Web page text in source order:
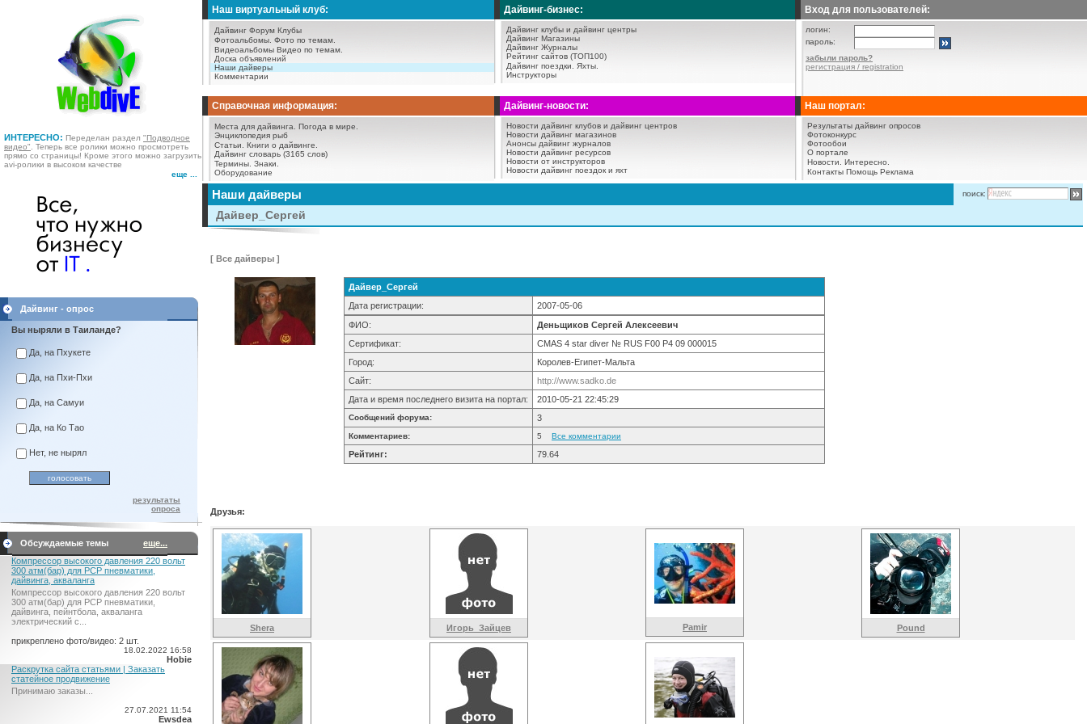
ИНТЕРЕСНО: Переделан раздел "Подводное
видео" . Теперь все ролики можно просмотреть
прямо со страницы! Кроме этого можно загрузить
avi-ролики в высоком качестве
еще ...
Наш виртуальный клуб:
Дайвинг Форум Клубы
Фотоальбомы. Фото по темам.
Видеоальбомы Видео по темам.
Доска объявлений
Наши дайверы
Комментарии
Дайвинг-бизнес:
Дайвинг клубы и дайвинг центры
Дайвинг Магазины
Дайвинг Журналы
Рейтинг сайтов (ТОП100)
Дайвинг поездки.
Яхты.
Инструкторы
Вход для пользователей:
логин:
пароль:
забыли пароль?
регистрация / registration
Справочная информация:
Места для дайвинга.
Погода в мире.
Энциклопедия рыб
Статьи.
Книги о дайвинге.
Дайвинг словарь (3165 слов)
Термины. Знаки.
Оборудование
Дайвинг-новости:
Новости дайвинг клубов и дайвинг центров
Новости дайвинг магазинов
Анонсы дайвинг журналов
Новости дайвинг ресурсов
Новости от инструкторов
Новости дайвинг поездок и яхт
Наш портал:
Результаты дайвинг опросов
Фотоконкурс
Фотообои
О портале
Новости.
Интересно.
Контакты Помощь Реклама
Дайвинг - опрос
Вы ныряли в Таиланде?
Да, на Пхукете
Да, на Пхи-Пхи
Да, на Самуи
Да, на Ко Тао
Нет, не нырял
результаты
опроса
Обсуждаемые темы
еще...
Компрессор высокого давления 220 вольт
300 атм(бар) для PCP пневматики,
дайвинга, акваланга
Компрессор высокого давления 220 вольт
300 атм(бар) для PCP пневматики,
дайвинга, пейнтбола, акваланга
электрический c...
прикреплено фото/видео: 2 шт.
18.02.2022 16:58
Hobie
Раскрутка сайта статьями | Заказать
статейное продвижение
Принимаю заказы...
27.07.2021 11:54
Ewsdea
Наши дайверы поиск:
Дайвер_Сергей
[ Все дайверы ]
Дайвер_Сергей
Дата регистрации:
2007-05-06
ФИО:
Деньщиков Сергей Алексеевич
Сертификат:
CMAS 4 star diver № RUS F00 P4 09 000015
Город:
Королев-Египет-Мальта
Сайт:
http://www.sadko.de
Дата и время последнего визита на портал:
2010-05-21 22:45:29
Сообщений форума: 3
Комментариев: 5 Все комментарии
Рейтинг: 79.64
Друзья:
Shera Игорь_Зайцев Pamir Pound